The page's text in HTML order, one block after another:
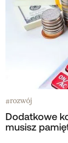
#rozwój
Dodatkowe
musisz